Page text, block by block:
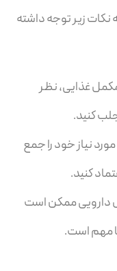
زیر توجه داشته
غذایی، نظر
کنید.
نیاز خود را جمع
کنید.
دارویی ممکن است
مهم است.